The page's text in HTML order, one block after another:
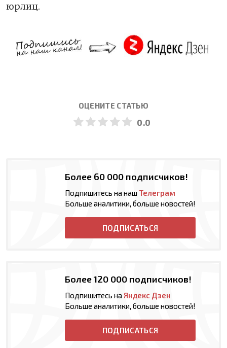
юрлиц.
ОЦЕНИТЕ СТАТЬЮ
0.0
Более 60 000 подписчиков!
Подпишитесь на наш Телеграм
Больше аналитики, больше новостей!
ПОДПИСАТЬСЯ
Более 120 000 подписчиков!
Подпишитесь на Яндекс Дзен
Больше аналитики, больше новостей!
ПОДПИСАТЬСЯ